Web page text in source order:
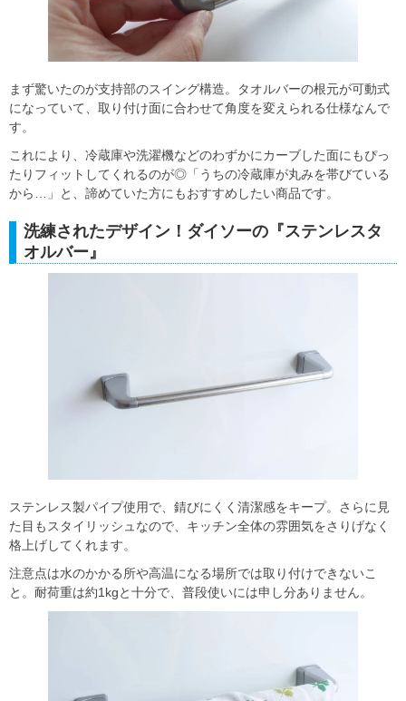
まず驚いたのが支持部のスイング構造。タオルバーの根元が可動式
になっていて、取り付け面に合わせて角度を変えられる仕様なんで
す。
これにより、冷蔵庫や洗濯機などのわずかにカーブした面にもぴっ
たりフィットしてくれるのが◎「うちの冷蔵庫が丸みを帯びている
から…」と、諦めていた方にもおすすめしたい商品です。
洗練されたデザイン！ダイソーの『ステンレスタ
オルバー』
ステンレス製パイプ使用で、錆びにくく清潔感をキープ。さらに見
た目もスタイリッシュなので、キッチン全体の雰囲気をさりげなく
格上げしてくれます。
注意点は水のかかる所や高温になる場所では取り付けできないこ
と。耐荷重は約1kgと十分で、普段使いには申し分ありません。